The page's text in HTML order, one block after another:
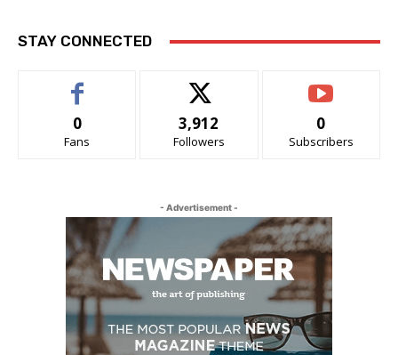
STAY CONNECTED
0
Fans
3,912
Followers
0
Subscribers
- Advertisement -